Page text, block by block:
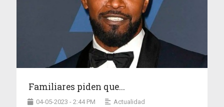
Familiares piden que...
04-05-2023 - 2:44 PM Actualidad